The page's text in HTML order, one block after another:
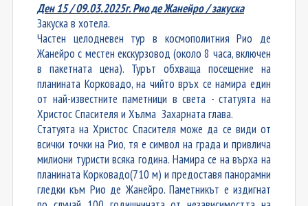
Ден 15 / 09.03.2025г. Рио де Жанейро / закуска
Закуска в хотела.
Частен целодневен тур в космополитния Рио де
Жанейро с местен екскурзовод (около 8 часа, включен
в пакетната цена). Турът обхваща посещение на
планината Корковадо, на чийто връх се намира един
от най-известните паметници в света - статуята на
Христос Спасителя и Хълма Захарната глава.
Статуята на Христос Спасителя може да се види от
всички точки на Рио, тя е символ на града и привлича
милиони туристи всяка година. Намира се на върха на
планината Корковадо(710 м) и предоставя панорамни
гледки към Рио де Жанейро. Паметникът е издигнат